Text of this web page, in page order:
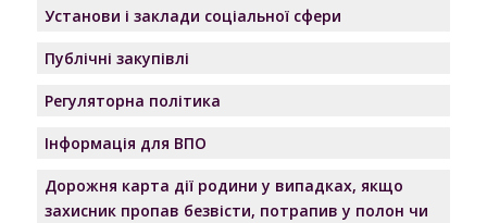
Установи і заклади соціальної сфери
Публічні закупівлі
Регуляторна політика
Інформація для ВПО
Дорожня карта дії родини у випадках, якщо
захисник пропав безвісти, потрапив у полон чи